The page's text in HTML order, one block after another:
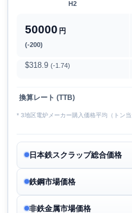
H2
50000 円
(-200)
$318.9 (-1.74)
換算レート (TTB)
* 3地区電炉メーカー購入価格平均（トン当
日本鉄スクラップ総合価格
鉄鋼市場価格
非鉄金属市場価格